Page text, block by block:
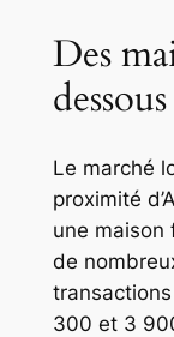
Des
Le marché
proximité
une maison
de
300 et 3